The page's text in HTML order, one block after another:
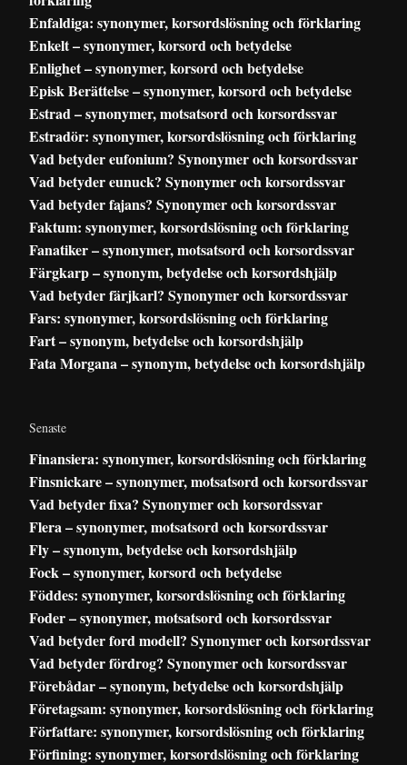
Enfaldiga: synonymer, korsordslösning och förklaring
Enkelt – synonymer, korsord och betydelse
Enlighet – synonymer, korsord och betydelse
Episk Berättelse – synonymer, korsord och betydelse
Estrad – synonymer, motsatsord och korsordssvar
Estradör: synonymer, korsordslösning och förklaring
Vad betyder eufonium? Synonymer och korsordssvar
Vad betyder eunuck? Synonymer och korsordssvar
Vad betyder fajans? Synonymer och korsordssvar
Faktum: synonymer, korsordslösning och förklaring
Fanatiker – synonymer, motsatsord och korsordssvar
Färgkarp – synonym, betydelse och korsordshjälp
Vad betyder färjkarl? Synonymer och korsordssvar
Fars: synonymer, korsordslösning och förklaring
Fart – synonym, betydelse och korsordshjälp
Fata Morgana – synonym, betydelse och korsordshjälp
Senaste
Finansiera: synonymer, korsordslösning och förklaring
Finsnickare – synonymer, motsatsord och korsordssvar
Vad betyder fixa? Synonymer och korsordssvar
Flera – synonymer, motsatsord och korsordssvar
Fly – synonym, betydelse och korsordshjälp
Fock – synonymer, korsord och betydelse
Föddes: synonymer, korsordslösning och förklaring
Foder – synonymer, motsatsord och korsordssvar
Vad betyder ford modell? Synonymer och korsordssvar
Vad betyder fördrog? Synonymer och korsordssvar
Förebådar – synonym, betydelse och korsordshjälp
Företagsam: synonymer, korsordslösning och förklaring
Författare: synonymer, korsordslösning och förklaring
Förfining: synonymer, korsordslösning och förklaring